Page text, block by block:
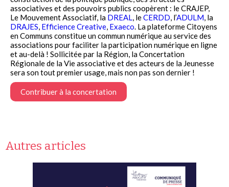
associatives et des pouvoirs publics coopèrent : le CRAJEP,
Le Mouvement Associatif, la DREAL, leCERDD, l’ADULM, la
DRAJES, Efficience Creative, Exaeco. La plateforme Citoyens
en Communs constitue un commun numérique au service des
associations pour faciliter la participation numérique en ligne
et au-delà ! Sollicitée par la Région, la Concertation
Régionale de la Vie associative et des acteurs de la Jeunesse
sera son tout premier usage, mais non pas son dernier !
Contribuer à la concertation
Autres articles